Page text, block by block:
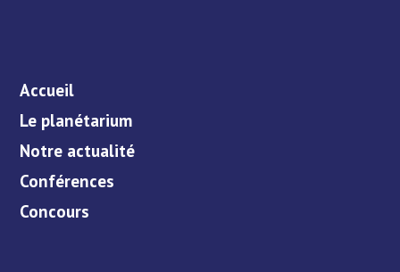
Accueil
Le planétarium
Notre actualité
Conférences
Concours